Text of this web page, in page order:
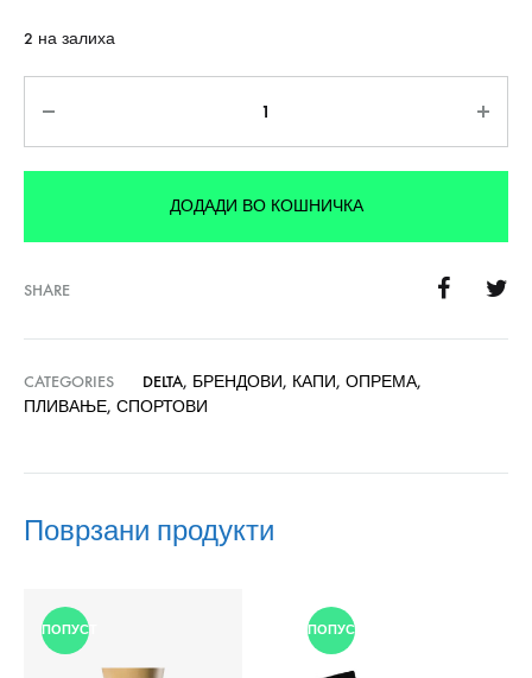
2 на залиха
ДОДАДИ ВО КОШНИЧКА
SHARE
CATEGORIES DELTA, БРЕНДОВИ, КАПИ, ОПРЕМА,
ПЛИВАЊЕ, СПОРТОВИ
Поврзани продукти
ПОПУСТ ПОПУСТ